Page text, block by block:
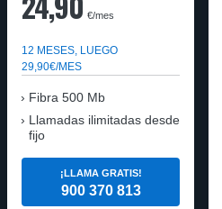
€/mes
12 MESES, LUEGO
29,90€/MES
Fibra 500 Mb
Llamadas ilimitadas desde
fijo
¡LLAMA GRATIS!
900 370 813